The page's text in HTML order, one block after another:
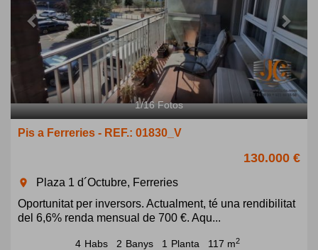
1/16Fotos
Pis a Ferreries - REF.: 01830_V
130.000 €
room
Plaza 1 d´Octubre, Ferreries
Oportunitat per inversors. Actualment, té una rendibilitat
del 6,6% renda mensual de 700 €. Aqu...
4 Habs 2 Banys 1 Planta 117 m2